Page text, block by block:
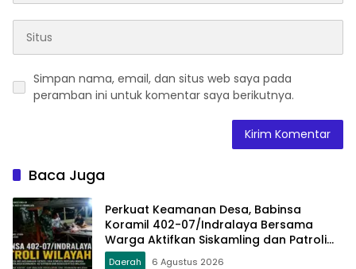
Simpan nama, email, dan situs web saya pada
peramban ini untuk komentar saya berikutnya.
Baca Juga
Perkuat Keamanan Desa, Babinsa
Koramil 402-07/Indralaya Bersama
Warga Aktifkan Siskamling dan Patroli
Terpadu
Daerah 6 Agustus 2026